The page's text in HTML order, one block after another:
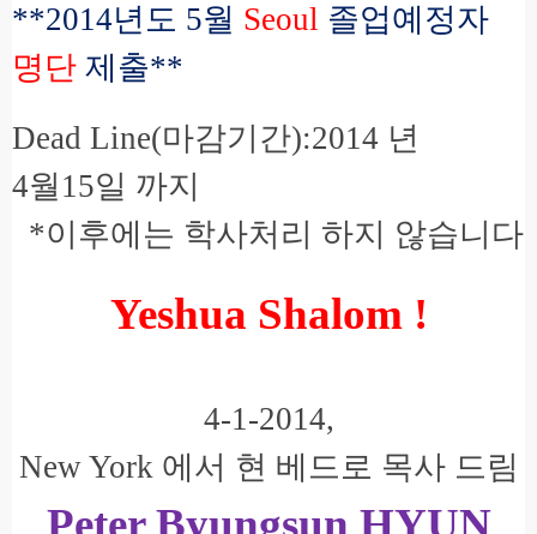
**2014년도 5월 Seoul 졸업예정자
명단 제출**
Dead Line(마감기간):2014 년
4월 15일 까지
*이후에는 학사처리 하지 않습니다
Yeshua Shalom !
4-1-2014,
New York 에서 현 베드로 목사 드림
Peter Byungsun HYUN